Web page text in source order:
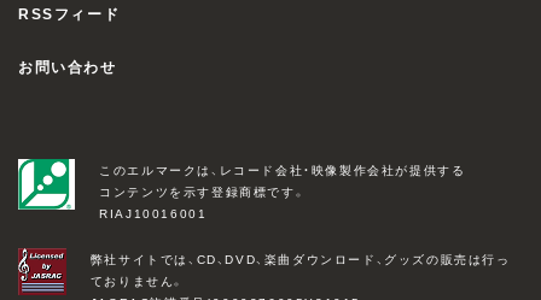
RSSフィード
お問い合わせ
このエルマークは、レコード会社・映像製作会社が提供する
コンテンツを示す登録商標です。
RIAJ10016001
弊社サイトでは、CD、DVD、楽曲ダウンロード、グッズの販売は行っ
ておりません。